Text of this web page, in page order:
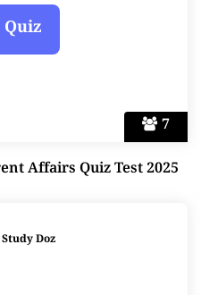
7
Affairs Quiz Test 2025
Study Doz